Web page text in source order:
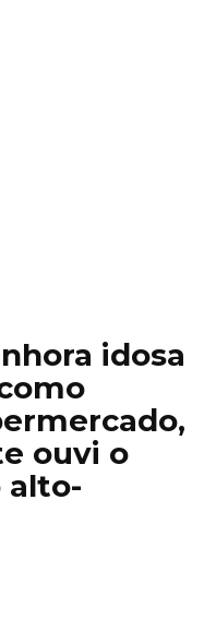
idosa
ouvi o
alto-